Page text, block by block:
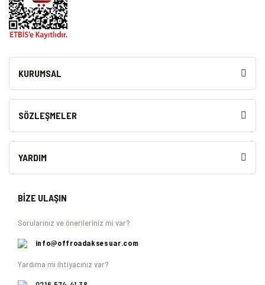
KURUMSAL
SÖZLEŞMELER
YARDIM
BİZE ULAŞIN
Sorularınız ve önerileriniz mi var?
info@offroadaksesuar.com
Yardıma mı ihtiyacınız var?